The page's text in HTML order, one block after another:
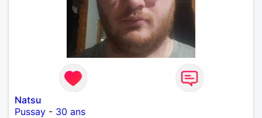
Natsu
Pussay - 30 ans